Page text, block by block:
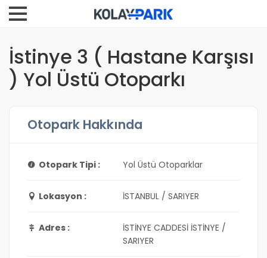
İstinye 3 ( Hastane Karşısı
) Yol Üstü Otoparkı
Otopark Hakkında
Otopark Tipi : Yol Üstü Otoparklar
Lokasyon : İSTANBUL / SARIYER
Adres :
İSTİNYE CADDESİ İSTİNYE /
SARIYER